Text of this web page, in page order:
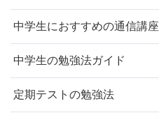
中学生におすすめの通信講座
中学生の勉強法ガイド
定期テストの勉強法